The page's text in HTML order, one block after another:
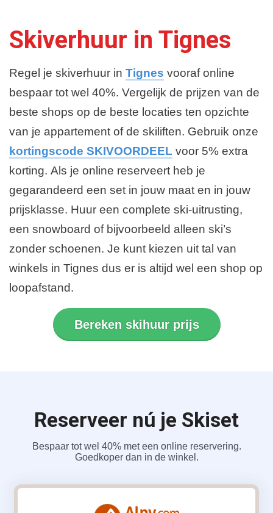
Skiverhuur in Tignes
Regel je skiverhuur in Tignes vooraf online
bespaar tot wel 40%. Vergelijk de prijzen van de
beste shops op de beste locaties ten opzichte
van je appartement of de skiliften. Gebruik onze
kortingscode SKIVOORDEEL voor 5% extra
korting. Als je online reserveert heb je
gegarandeerd een set in jouw maat en in jouw
prijsklasse. Huur een complete ski-uitrusting,
een snowboard of bijvoorbeeld alleen ski’s
zonder schoenen. Je kunt kiezen uit tal van
winkels in Tignes dus er is altijd wel een shop op
loopafstand.
Bereken skihuur prijs
Reserveer nú je Skiset
Bespaar tot wel 40% met een online reservering.
Goedkoper dan in de winkel.